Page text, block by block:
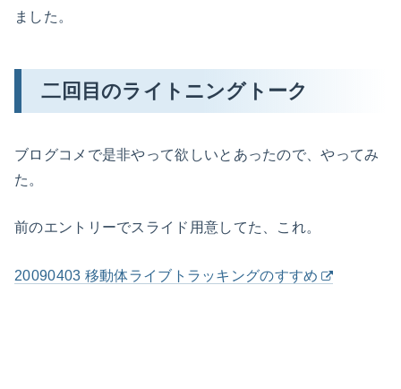
ました。
二回目のライトニングトーク
ブログコメで是非やって欲しいとあったので、やってみ
た。
前のエントリーでスライド用意してた、これ。
20090403 移動体ライブトラッキングのすすめ